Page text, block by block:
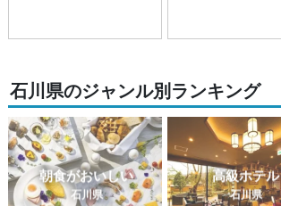
石川県のジャンル別ランキング
朝食がおいしい
石川県
高級ホテル
石川県